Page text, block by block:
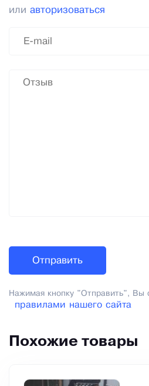
или авторизоваться
Нажимая кнопку "Отправить", Вы
правилами нашего сайта
Похожие товары